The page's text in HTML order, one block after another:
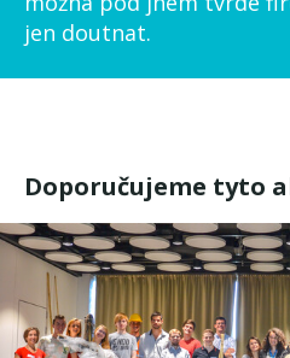
jen doutnat.
Doporučujeme tyto